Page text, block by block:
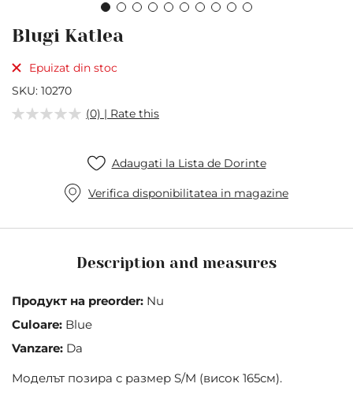
to
beginning
of
the
images
Blugi Katlea
Epuizat din stoc
SKU 10270
(0) | Rate this
Adaugati la Lista de Dorinte
Verifica disponibilitatea in magazine
Description and measures
Продукт на preorder: Nu
Culoare: Blue
Vanzare: Da
Mоделът позира с размер S/M (висок 165см).